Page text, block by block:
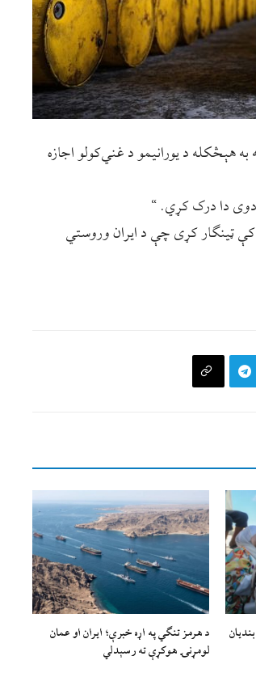
هېڅکله د یورانیمو د غني‌کولو اجازه
دا درک کړي. “
کې ټینګار کړی چې د ایران وروستي
بندیان
د هرمز تنګي په اړه خبرې؛ ایران او عمان
لومړنۍ هوکړې ته رسېدلي